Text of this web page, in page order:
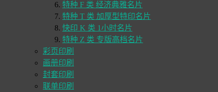
特种 F 类 经济典雅名片
特种 T 类 加厚型特印名片
快印 K 类 1小时名片
特种 Z 类 专版高档名片
彩页印刷
画册印刷
封套印刷
联单印刷